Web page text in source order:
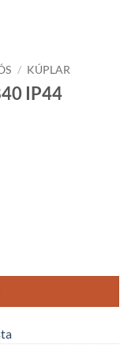
/ KÚPLAR
IP44